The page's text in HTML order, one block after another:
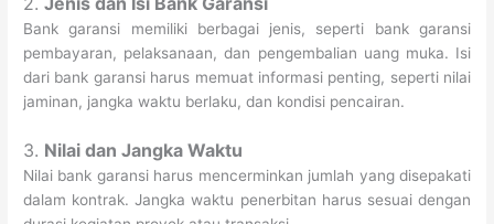
Bank garansi memiliki berbagai jenis, seperti bank garansi
pembayaran, pelaksanaan, dan pengembalian uang muka. Isi
dari bank garansi harus memuat informasi penting, seperti nilai
jaminan, jangka waktu berlaku, dan kondisi pencairan.
3. Nilai dan Jangka Waktu
Nilai bank garansi harus mencerminkan jumlah yang disepakati
dalam kontrak. Jangka waktu penerbitan harus sesuai dengan